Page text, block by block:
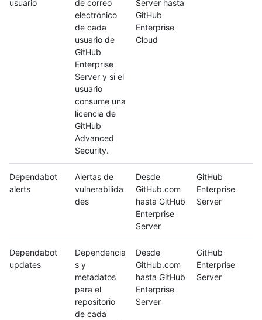
usuario
de correo
electrónico
de cada
usuario de
GitHub
Enterprise
Server y si el
usuario
consume una
licencia de
GitHub
Advanced
Security.
Server hasta
GitHub
Enterprise
Cloud
Dependabot
alerts
Alertas de
vulnerabilida
des
Desde
GitHub.com
hasta GitHub
Enterprise
Server
GitHub
Enterprise
Server
Dependabot
updates
Dependencia
s y
metadatos
para el
repositorio
de cada
Desde
GitHub.com
hasta GitHub
Enterprise
Server
GitHub
Enterprise
Server